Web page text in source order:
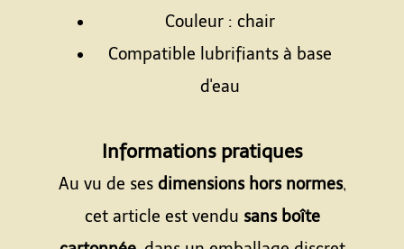
Couleur : chair
Compatible lubrifiants à base
d'eau
Informations pratiques
Au vu de ses dimensions hors normes,
cet article est vendu sans boîte